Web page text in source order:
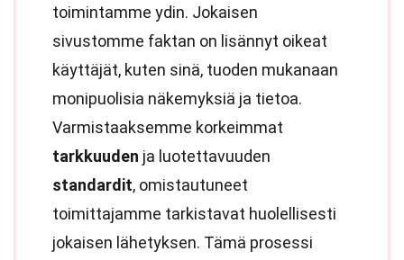
toimintamme ydin. Jokaisen
sivustomme faktan on lisännyt oikeat
käyttäjät, kuten sinä, tuoden mukanaan
monipuolisia näkemyksiä ja tietoa.
Varmistaaksemme korkeimmat
tarkkuuden ja luotettavuuden
standardit, omistautuneet
toimittajamme tarkistavat huolellisesti
jokaisen lähetyksen. Tämä prosessi